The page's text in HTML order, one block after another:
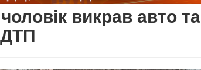
викрав авто та